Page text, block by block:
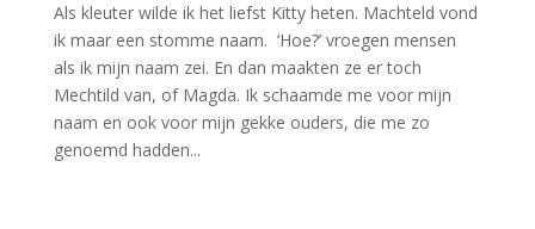
Als kleuter wilde ik het liefst Kitty heten. Machteld vond
ik maar een stomme naam. ‘Hoe?’ vroegen mensen
als ik mijn naam zei. En dan maakten ze er toch
Mechtild van, of Magda. Ik schaamde me voor mijn
naam en ook voor mijn gekke ouders, die me zo
genoemd hadden...